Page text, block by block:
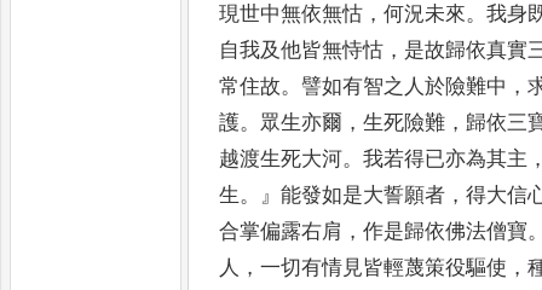
現世中無依無怙 ，何況未來。我身
自我及他皆無恃怙 ， 是故歸依真實
常住故。譬如有智之人於險難中 ，
護。 眾生亦爾 ，生死險難 ， 歸依三
越渡生死大河。我若得已亦為其主
生 。』能發如是大誓願者 ，得大信
合掌偏露右肩 ，作是歸依佛法僧寶
人 ，一切有情見皆輕蔑策役驅使 ，